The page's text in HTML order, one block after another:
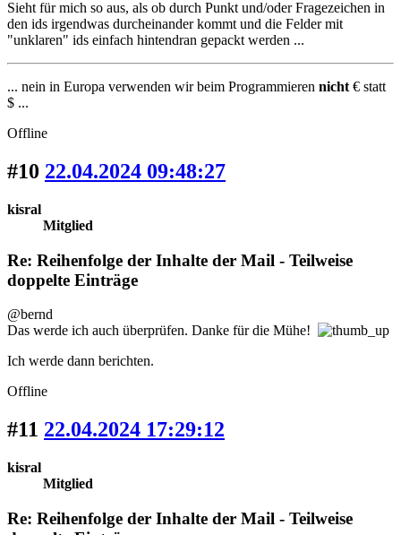
Sieht für mich so aus, als ob durch Punkt und/oder Fragezeichen in
den ids irgendwas durcheinander kommt und die Felder mit
"unklaren" ids einfach hintendran gepackt werden ...
... nein in Europa verwenden wir beim Programmieren nicht € statt
$ ...
Offline
#10 22.04.2024 09:48:27
kisral
Mitglied
Re: Reihenfolge der Inhalte der Mail - Teilweise
doppelte Einträge
@bernd
Das werde ich auch überprüfen. Danke für die Mühe!
Ich werde dann berichten.
Offline
#11 22.04.2024 17:29:12
kisral
Mitglied
Re: Reihenfolge der Inhalte der Mail - Teilweise